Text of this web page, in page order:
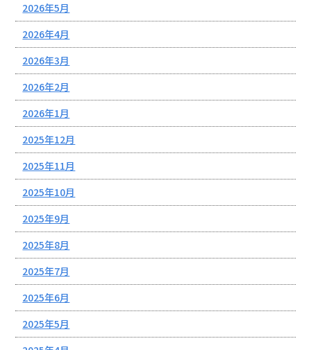
2026年5月
2026年4月
2026年3月
2026年2月
2026年1月
2025年12月
2025年11月
2025年10月
2025年9月
2025年8月
2025年7月
2025年6月
2025年5月